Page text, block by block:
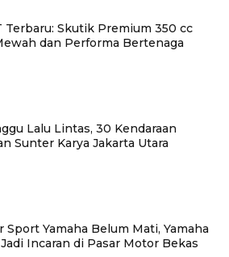
Terbaru: Skutik Premium 350 cc
dan Performa Bertenaga
Lalu Lintas, 30 Kendaraan
Sunter Karya Jakarta Utara
Sport Yamaha Belum Mati, Yamaha
Incaran di Pasar Motor Bekas